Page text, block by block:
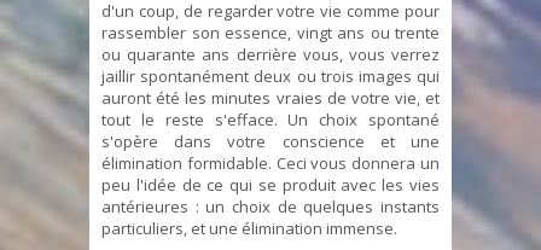
d'un coup, de regarder votre vie comme pour
rassembler son essence, vingt ans ou trente
ou quarante ans derrière vous, vous verrez
jaillir spontanément deux ou trois images qui
auront été les minutes vraies de votre vie, et
tout le reste s'efface. Un choix spontané
s'opère dans votre conscience et une
élimination formidable. Ceci vous donnera un
peu l'idée de ce qui se produit avec les vies
antérieures : un choix de quelques instants
particuliers, et une élimination immense.